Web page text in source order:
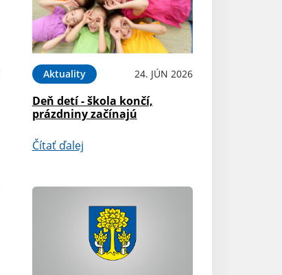
Aktuality 24. JÚN 2026
Deň detí - škola končí,
prázdniny začínajú
Čítať ďalej